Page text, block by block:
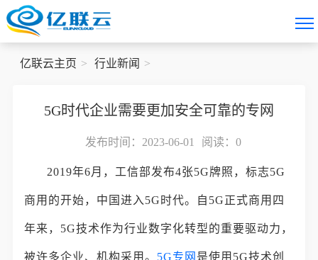
亿联云主页 行业新闻
5G时代企业需要更加安全可靠的专网
发布时间：2023-06-01 阅读： 0
2019年6月，工信部发布4张5G牌照，标志5G
商用的开始，中国进入5G时代。自5G正式商用四
年来，5G技术作为行业数字化转型的重要驱动力，
被许多企业、机构采用。 5G专网 是使用5G技术创